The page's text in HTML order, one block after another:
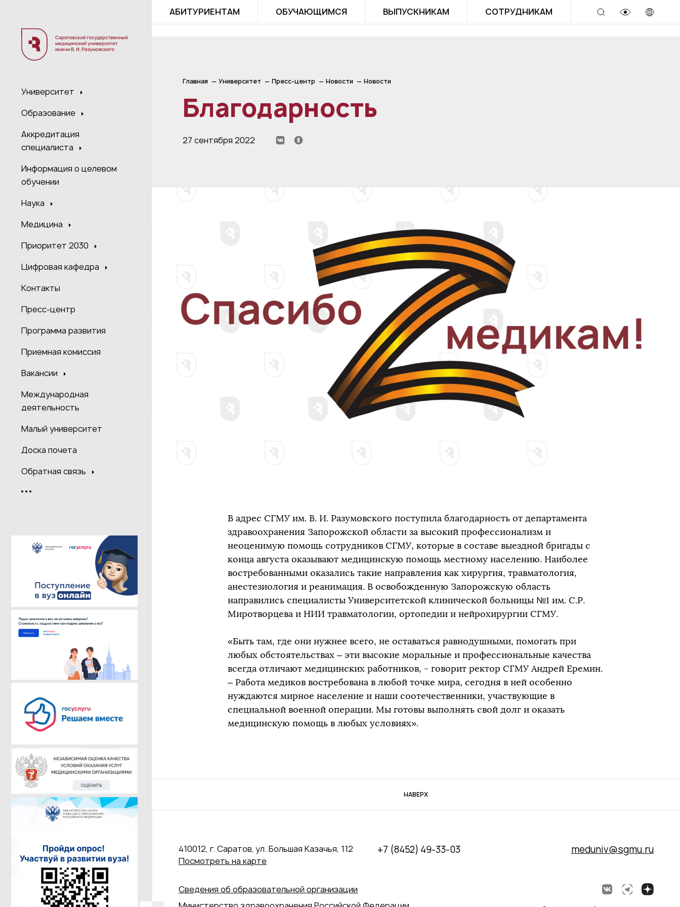
Университет
Образование
Аккредитация
специалиста
Информация о целевом
обучении
Наука
Медицина
Приоритет 2030
Цифровая кафедра
Контакты
Пресс-центр
Программа развития
Приемная комиссия
Вакансии
Международная
деятельность
Малый университет
Доска почета
Обратная связь
АБИТУРИЕНТАМ ОБУЧАЮЩИМСЯ ВЫПУСКНИКАМ СОТРУДНИКАМ
Главная Университет Пресс-центр Новости Новости
Благодарность
27 сентября 2022
В адрес СГМУ им. В. И. Разумовского поступила благодарность от департамента
здравоохранения Запорожской области за высокий профессионализм и
неоценимую помощь сотрудников СГМУ, которые в составе выездной бригады с
конца августа оказывают медицинскую помощь местному населению. Наиболее
востребованными оказались такие направления как хирургия, травматология,
анестезиология и реанимация. В освобожденную Запорожскую область
направились специалисты Университетской клинической больницы №1 им. С.Р.
Миротворцева и НИИ травматологии, ортопедии и нейрохирургии СГМУ.
«Быть там, где они нужнее всего, не оставаться равнодушными, помогать при
любых обстоятельствах – эти высокие моральные и профессиональные качества
всегда отличают медицинских работников, - говорит ректор СГМУ Андрей Еремин.
– Работа медиков востребована в любой точке мира, сегодня в ней особенно
нуждаются мирное население и наши соотечественники, участвующие в
специальной военной операции. Мы готовы выполнять свой долг и оказать
медицинскую помощь в любых условиях».
НАВЕРХ
410012, г. Саратов, ул. Большая Казачья, 112
Посмотреть на карте
+7 (8452) 49-33-03 meduniv@sgmu.ru
Сведения об образовательной организации